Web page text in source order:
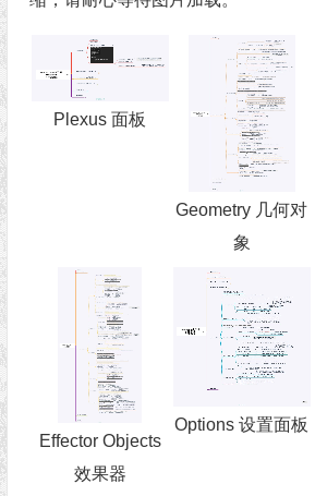
Plexus 面板
Geometry 几何对
象
Effector Objects
效果器
Options 设置面板